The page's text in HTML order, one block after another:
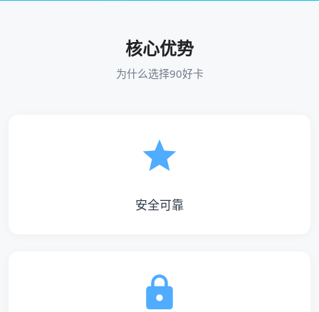
核心优势
为什么选择90好卡
安全可靠